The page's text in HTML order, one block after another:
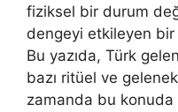
fiziksel bir durum
dengeyi etkileyen
Bu yazıda, Türk
bazı ritüel ve
zamanda bu konuda